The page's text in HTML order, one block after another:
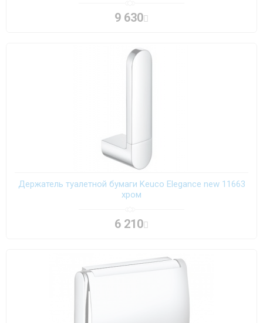
9 630
Держатель туалетной бумаги Keuco Elegance new 11663
хром
6 210